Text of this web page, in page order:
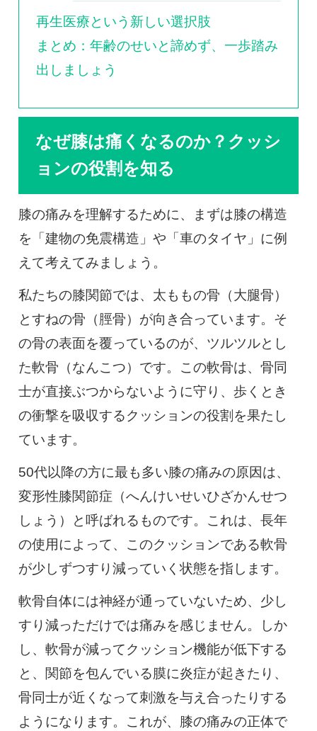
再生医療という新しい選択肢
まとめ：年齢のせいと諦めず、一歩踏み
出しましょう
なぜ膝は痛くなるのか？クッシ
ョンの役割を知る
膝の痛みを理解するために、まずは膝の構造
を「建物の免震構造」や「車のタイヤ」に例
えて考えてみましょう。
私たちの膝関節では、太ももの骨（大腿骨）
とすねの骨（脛骨）が向き合っています。そ
の骨の表面を覆っているのが、ツルツルとし
た軟骨（なんこつ）です。この軟骨は、骨同
士が直接ぶつからないように守り、歩くとき
の衝撃を吸収するクッションの役割を果たし
ています。
50代以降の方に最も多い膝の痛みの原因は、
変形性膝関節症（へんけいせいひざかんせつ
しょう）と呼ばれるものです。これは、長年
の使用によって、このクッションである軟骨
が少しずつすり減っていく状態を指します。
軟骨自体には神経が通っていないため、少し
すり減っただけでは痛みを感じません。しか
し、軟骨が減ってクッション機能が低下する
と、関節を包んでいる膜に炎症が起きたり、
骨同士が近くなって刺激を与え合ったりする
ようになります。これが、膝の痛みの正体で